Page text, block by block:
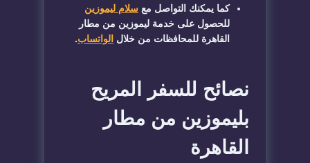
كما يمكنك التواصل مع سلام ليموزين
للحصول على خدمة ليموزين من مطار
القاهرة للمحافظات من خلال الواتساب.
نصائح للسفر المريح
بليموزين من مطار
القاهرة